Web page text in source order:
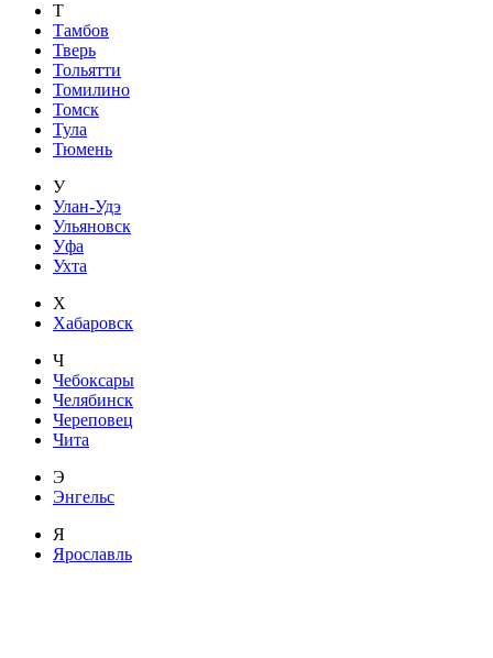
Т
Тамбов
Тверь
Тольятти
Томилино
Томск
Тула
Тюмень
У
Улан-Удэ
Ульяновск
Уфа
Ухта
Х
Хабаровск
Ч
Чебоксары
Челябинск
Череповец
Чита
Э
Энгельс
Я
Ярославль